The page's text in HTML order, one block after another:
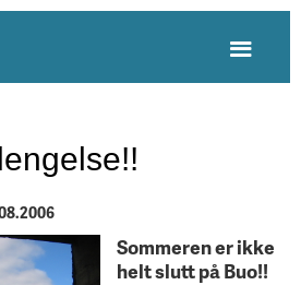
Sommeren er ikke
helt slutt på Buo!!